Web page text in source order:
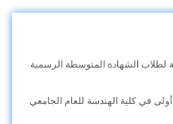
لطلاب الشهادة المتوسطة الرسمية
في كلية الهندسة للعام الجامعي